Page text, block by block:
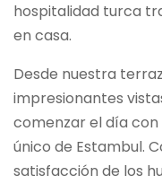
hospitalidad turca
en casa.
Desde nuestra
impresionantes
comenzar el día
único de Estambul.
satisfacción de los